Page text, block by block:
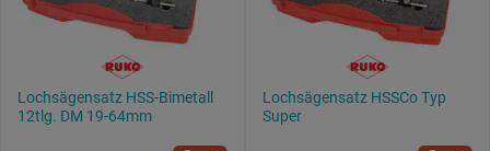
Lochsägensatz HSS-Bimetall
12tlg. DM 19-64mm
Lochsägensatz HSSCo Typ
Super